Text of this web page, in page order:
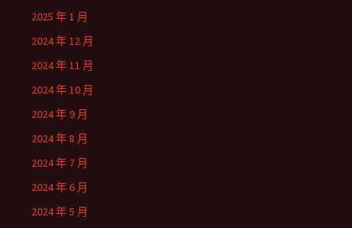
2025 年 1 月
2024 年 12 月
2024 年 11 月
2024 年 10 月
2024 年 9 月
2024 年 8 月
2024 年 7 月
2024 年 6 月
2024 年 5 月